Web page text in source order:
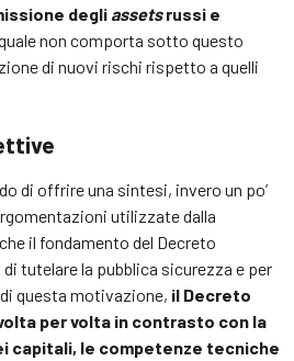
degli assetsrussi e
non comporta sotto questo
di nuovi rischi rispetto a quelli
di offrire una sintesi, invero un po’
utilizzate dalla
il fondamento del Decreto
tutelare la pubblica sicurezza e per
questa motivazione, il Decreto
per volta in contrasto con la
capitali, le competenze tecniche